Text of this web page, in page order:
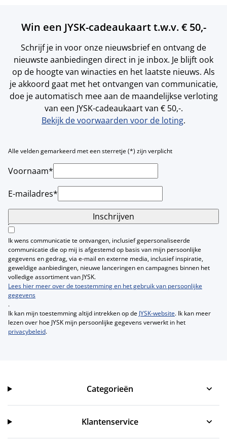
Win een JYSK-cadeaukaart t.w.v. € 50,-
Schrijf je in voor onze nieuwsbrief en ontvang de
nieuwste aanbiedingen direct in je inbox. Je blijft ook
op de hoogte van winacties en het laatste nieuws. Als
je akkoord gaat met het ontvangen van communicatie,
doe je automatisch mee aan de maandelijkse verloting
van een JYSK-cadeaukaart van € 50,-.
Bekijk de voorwaarden voor de loting.
Alle velden gemarkeerd met een sterretje (*) zijn verplicht
Voornaam*
E-mailadres*
Inschrijven
Ik wens communicatie te ontvangen, inclusief gepersonaliseerde
communicatie die op mij is afgestemd op basis van mijn persoonlijke
gegevens en gedrag, via e-mail en externe media, inclusief inspiratie,
geweldige aanbiedingen, nieuwe lanceringen en campagnes binnen het
volledige assortiment van JYSK.
Lees hier meer over de toestemming en het gebruik van persoonlijke
gegevens
.
Ik kan mijn toestemming altijd intrekken op de JYSK-website. Ik kan meer
lezen over hoe JYSK mijn persoonlijke gegevens verwerkt in het
privacybeleid.
Categorieën
Klantenservice
Klantenservice
JYSK